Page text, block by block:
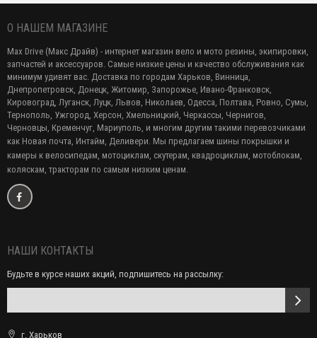
О НАШЕМ МАГАЗИНЕ
Max Drive (Макс Драйв) - интернет магазин вело и мото резины, экипировки,
запчастей и аксессуаров. Самые низкие цены и качество обслуживания как
минимум удивят вас. Доставка по городам Харьков, Винница,
Днепропетровск, Донецк, Житомир, Запорожье, Ивано-Франковск,
Кировоград, Луганск, Луцк, Львов, Николаев, Одесса, Полтава, Ровно, Сумы,
Тернополь, Ужгород, Херсон, Хмельницкий, Черкассы, Чернигов,
Черновцы, Кременчуг, Мариуполь, и многим другим такими перевозчиками
как Новая почта, Интайм, Деливери. Мы предлагаем шины покрышки и
камеры к велосипедам, мотоциклам, скутерам, квадроциклам, мотоблокам,
коляскам, тракторам по самым низким ценам.
НАШИ КОНТАКТЫ
Будьте в курсе наших акций, подпишитесь на рассылку:
г. Харьков